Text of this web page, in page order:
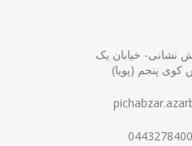
نشانی- خیابان یک
کوی پنجم (پویا)